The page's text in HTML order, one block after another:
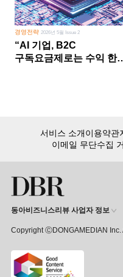
경영전략 2026년 5월 Issue 2
“AI 기업, B2C
구독요금제로는 수익 한
15,000여 건의 DBR 콘텐츠를
서비스 소개이용약관
이메일 무단수집
동아비즈니스리뷰 사업자 정보
Copyright ⒸDONGAMEDIAN Inc.